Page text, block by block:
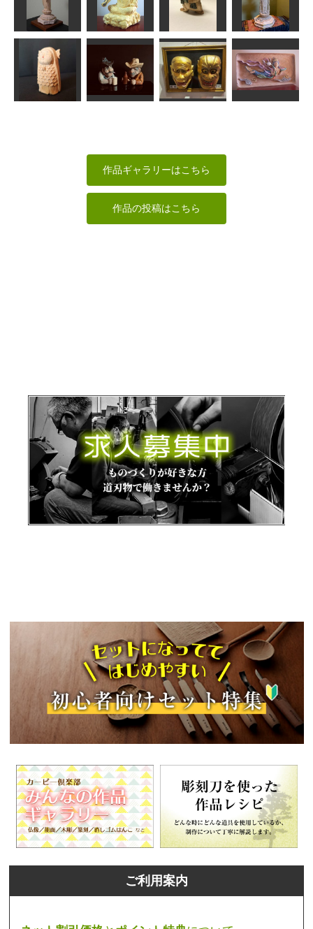
タコちゃん
すずめようこ
ストラップ
各種
fuku
梅の花の年賀
状
トリケラトプ
ス
ken
阿弥陀如来立
像
ラッキー
喝達磨
ちゅうさん
猫又
美彩
千手観音菩薩
像
ボーイ達
雷電・狐蛇
作品ギャラリーはこちら
作品の投稿はこちら
ご利用案内